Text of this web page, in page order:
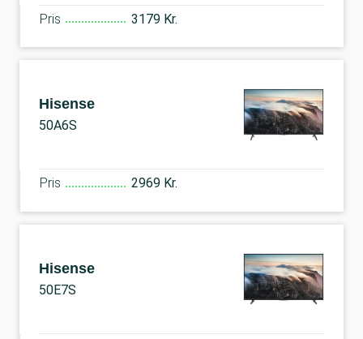
Pris 3179 Kr.
Hisense
50A6S
Pris 2969 Kr.
Hisense
50E7S